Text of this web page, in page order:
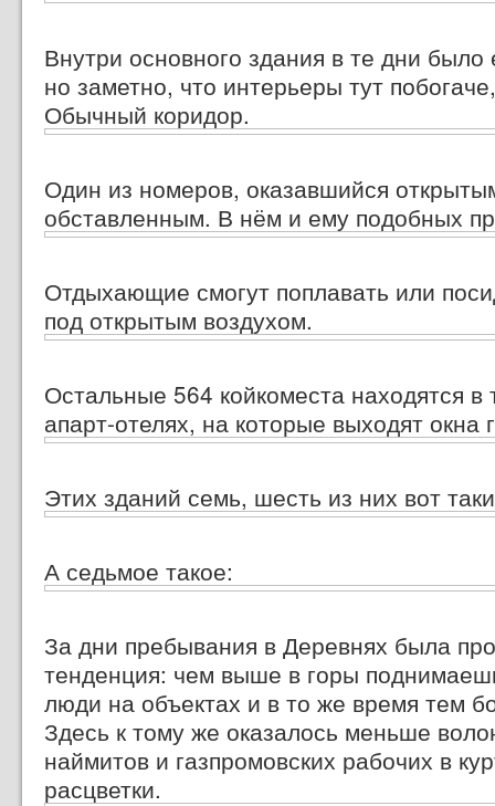
Внутри основного здания в те дни было
но заметно, что интерьеры тут
Обычный коридор.
Один из номеров, оказавшийся
обставленным. В нём и ему подобных
Отдыхающие смогут поплавать или
под открытым воздухом.
Остальные 564 койкоместа находятся
апарт-отелях, на которые выходят окна
Этих зданий семь, шесть из них вот
А седьмое такое:
За дни пребывания в Деревнях была
тенденция: чем выше в горы
люди на объектах и в то же время тем
Здесь к тому же оказалось меньше
наймитов и газпромовских рабочих в
расцветки.